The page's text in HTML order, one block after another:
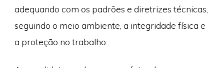
adequando com os padrões e diretrizes técnicas,
seguindo o meio ambiente, a integridade física e
a proteção no trabalho.